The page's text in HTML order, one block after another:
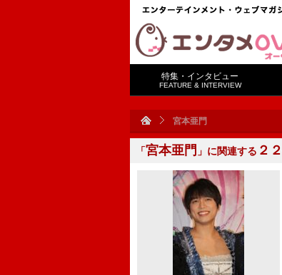
特集・インタビュー
FEATURE & INTERVIEW
宮本亜門
「宮本亜門 」に関連する ２２